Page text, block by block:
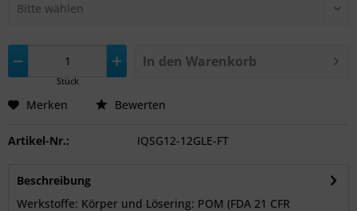
Stück
In den Warenkorb
Merken Bewerten
Artikel-Nr.: IQSG12-12GLE-FT
Beschreibung
Werkstoffe: Körper und Lösering: POM (FDA 21 CFR